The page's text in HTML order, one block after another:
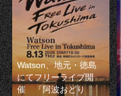
Watson、地元・徳島
にてフリーライブ開
催 『阿波おどり